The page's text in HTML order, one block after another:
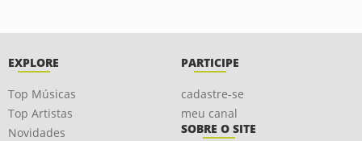
EXPLORE
Top Músicas
Top Artistas
Novidades
PARTICIPE
cadastre-se
meu canal
SOBRE O SITE